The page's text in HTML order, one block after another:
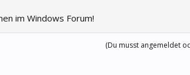
im Windows Forum!
(Du musst angemeldet